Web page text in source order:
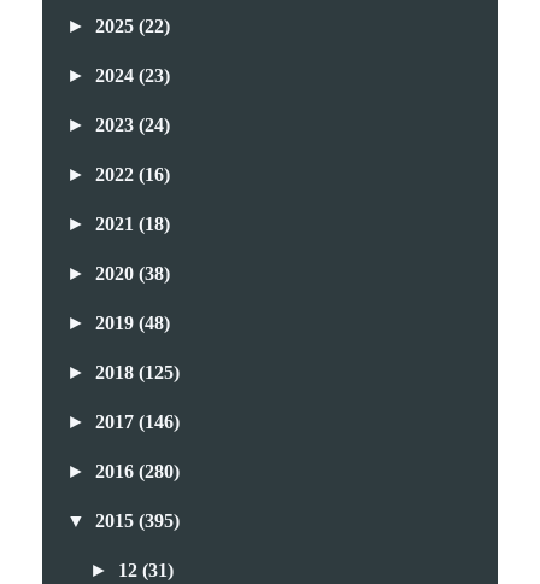
► 2025 (22)
► 2024 (23)
► 2023 (24)
► 2022 (16)
► 2021 (18)
► 2020 (38)
► 2019 (48)
► 2018 (125)
► 2017 (146)
► 2016 (280)
▼ 2015 (395)
► 12(31)